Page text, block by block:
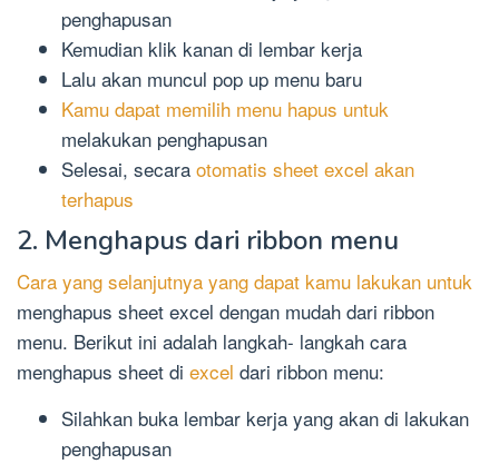
penghapusan
Kemudian klik kanan di lembar kerja
Lalu akan muncul pop up menu baru
Kamu dapat memilih menu hapus untuk
melakukan penghapusan
Selesai, secara otomatis sheet excel akan
terhapus
2. Menghapus dari ribbon menu
Cara yang selanjutnya yang dapat kamu lakukan untuk
menghapus sheet excel dengan mudah dari ribbon
menu. Berikut ini adalah langkah- langkah cara
menghapus sheet di excel dari ribbon menu:
Silahkan buka lembar kerja yang akan di lakukan
penghapusan